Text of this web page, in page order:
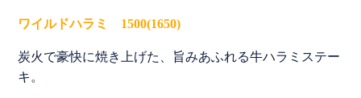
ワイルドハラミ 1500(1650)
炭火で豪快に焼き上げた、旨みあふれる牛ハラミステー
キ。